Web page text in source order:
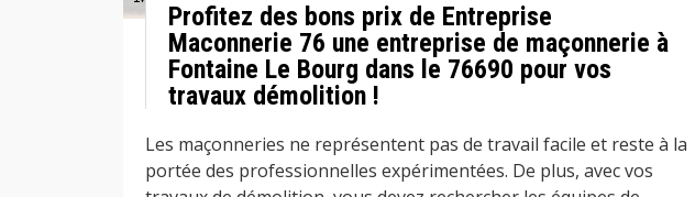
Profitez des bons prix de Entreprise
Maconnerie 76 une entreprise de maçonnerie à
Fontaine Le Bourg dans le 76690 pour vos
travaux démolition !
Les maçonneries ne représentent pas de travail facile et reste à la
portée des professionnelles expérimentées. De plus, avec vos